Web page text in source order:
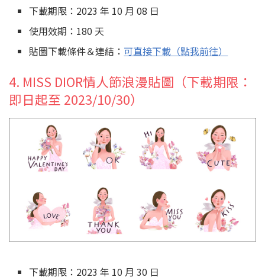
下載期限：2023 年 10 月 08 日
使用效期：180 天
貼圖下載條件＆連結： 可直接下載（點我前往）
4. MISS DIOR情人節浪漫貼圖（下載期限：
即日起至 2023/10/30）
下載期限：2023 年 10 月 30 日